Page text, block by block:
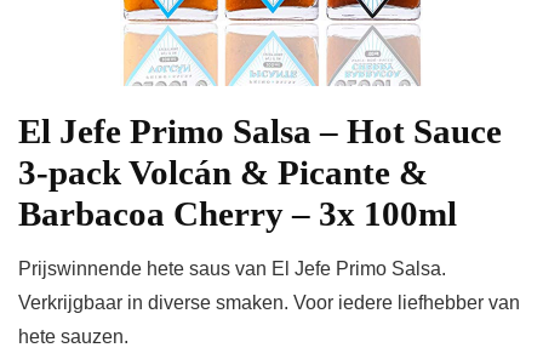
El Jefe Primo Salsa – Hot Sauce
3-pack Volcán & Picante &
Barbacoa Cherry – 3x 100ml
Prijswinnende hete saus van El Jefe Primo Salsa.
Verkrijgbaar in diverse smaken. Voor iedere liefhebber van
hete sauzen.